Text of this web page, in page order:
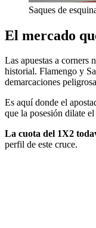
Saques de
El mercado
Las apuestas a corners
historial. Flamengo y
demarcaciones
Es aquí donde el
que la posesión dilate
La cuota del 1X2
perfil de este cruce.